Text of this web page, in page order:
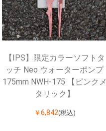
【IPS】限定カラーソフトタ
ッチ Neo ウォーターポンプ
175mm NWH-175 【ピンクメ
タリック】
￥6,842(税込)